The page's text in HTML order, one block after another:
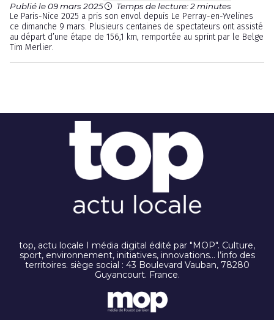
Publié le 09 mars 2025 Temps de lecture: 2 minutes
Le Paris-Nice 2025 a pris son envol depuis Le Perray-en-Yvelines
ce dimanche 9 mars. Plusieurs centaines de spectateurs ont assisté
au départ d’une étape de 156,1 km, remportée au sprint par le Belge
Tim Merlier.
top, actu locale I média digital édité par "MOP". Culture,
sport, environnement, initiatives, innovations… l’info des
territoires. siège social : 43 Boulevard Vauban, 78280
Guyancourt. France.